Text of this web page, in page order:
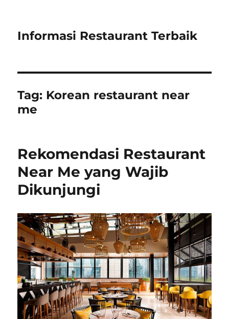
Informasi Restaurant Terbaik
Tag: Korean restaurant near
me
Rekomendasi Restaurant
Near Me yang Wajib
Dikunjungi